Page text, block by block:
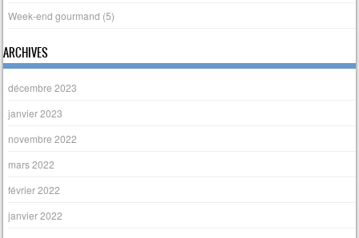
Week-end gourmand (5)
ARCHIVES
décembre 2023
janvier 2023
novembre 2022
mars 2022
février 2022
janvier 2022